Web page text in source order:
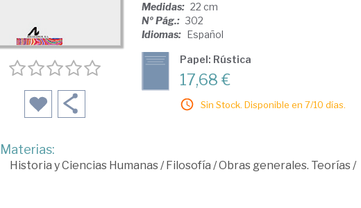
Medidas: 22 cm
Nº Pág.: 302
Idiomas: Español
Papel: Rústica
17,68 €
Sin Stock. Disponible en 7/10 días.
Materias:
Historia y Ciencias Humanas/Filosofía /Obras generales. Teorías/